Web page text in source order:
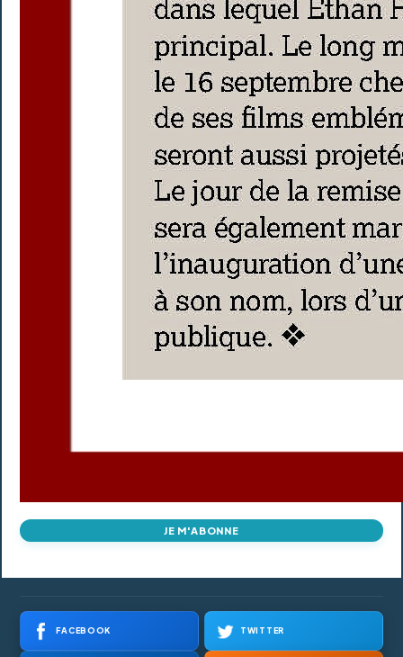
JE M'ABONNE
FACEBOOK TWITTER